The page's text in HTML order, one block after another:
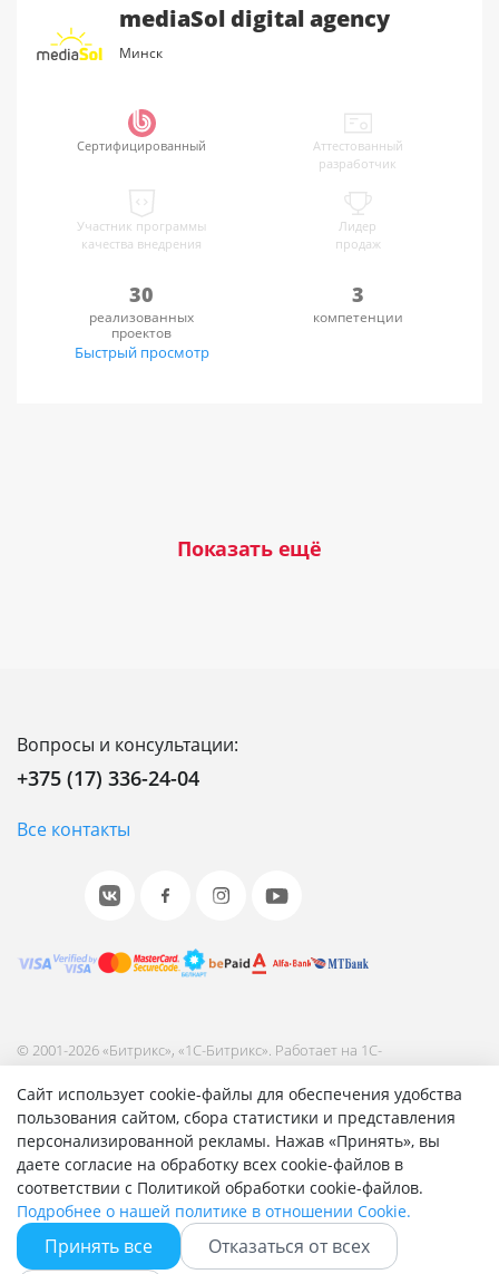
Сайт использует cookie-файлы для обеспечения удобства
пользования сайтом, сбора статистики и представления
персонализированной рекламы. Нажав «Принять», вы
даете согласие на обработку всех cookie-файлов в
соответствии с Политикой обработки cookie-файлов.
Подробнее о нашей политике в отношении Cookie.
Принять все Отказаться от всех
mediaSol digital agency
Минск
Сертифицированный
Аттестованный
разработчик
Участник программы
качества внедрения
Лидер
продаж
30
реализованных
проектов
Быстрый просмотр
3
компетенции
Показать ещё
Вопросы и консультации:
+375 (17) 336-24-04
Все контакты
© 2001-2026 «Битрикс», «1С-Битрикс». Работает на 1С-
Согласие на обработку персональных данных
Отзыв согласия на обработку персональных данных
Политика обработки персональных данных
Соглашение об использовании сайта
Быстро с 1С-Битрикс